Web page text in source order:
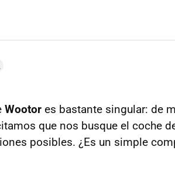
Wootor es bastante singular: de
que nos busque el coche
posibles. ¿Es un simple